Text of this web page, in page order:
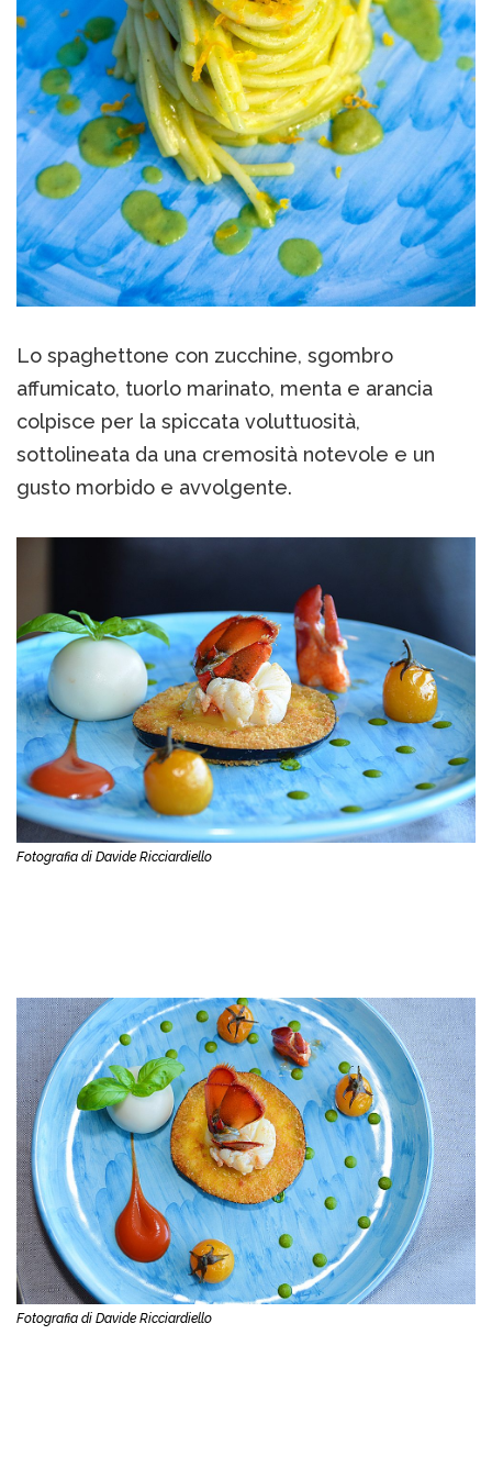
Lo spaghettone con zucchine, sgombro
affumicato, tuorlo marinato, menta e arancia
colpisce per la spiccata voluttuosità,
sottolineata da una cremosità notevole e un
gusto morbido e avvolgente.
Fotografia di Davide Ricciardiello
Fotografia di Davide Ricciardiello